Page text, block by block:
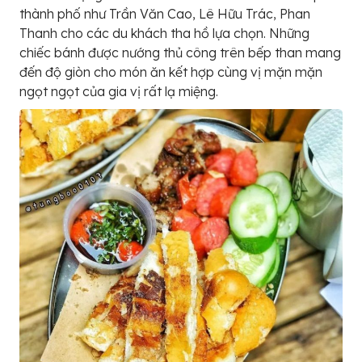
thành phố như Trần Văn Cao, Lê Hữu Trác, Phan
Thanh cho các du khách tha hồ lựa chọn. Những
chiếc bánh được nướng thủ công trên bếp than mang
đến độ giòn cho món ăn kết hợp cùng vị mặn mặn
ngọt ngọt của gia vị rất lạ miệng.